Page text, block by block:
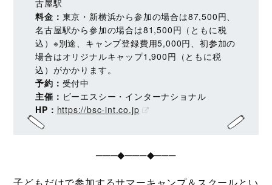
古屋駅
料金： 東京・新横浜から参加の場合は87,500円、
名古屋駅から参加の場合は81,500円（ともに税
込）※別途、キャンプ登録費用5,000円、初参加の
場合はオリジナルキャップ1,900円（ともに税
込）がかかります。
予約： 受付中
主催： ビーエスシー・インターナショナル
HP： https://bsc-int.co.jp
───◆───◆───
子どもだけで参加するサマーキャンプ＆スクールとい